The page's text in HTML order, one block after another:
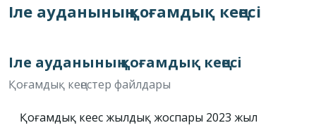
Іле ауданының қоғамдық кеңесі
Іле ауданының қоғамдық кеңесі
Қоғамдық кеңестер файлдары
Қоғамдық кеңес жылдық жоспары 2023 жыл